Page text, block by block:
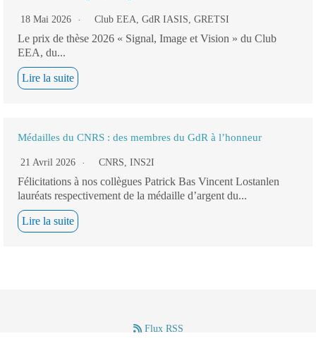
18 Mai 2026 Club EEA, GdR IASIS, GRETSI
Le prix de thèse 2026 « Signal, Image et Vision » du Club
EEA, du...
Lire la suite
Médailles du CNRS : des membres du GdR à l’honneur
21 Avril 2026 CNRS, INS2I
Félicitations à nos collègues Patrick Bas Vincent Lostanlen
lauréats respectivement de la médaille d’argent du...
Lire la suite
Flux RSS